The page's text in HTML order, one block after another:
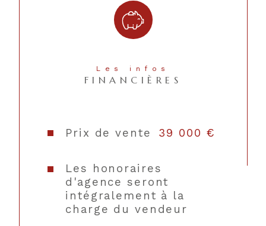
Les infos
FINANCIÈRES
Prix de vente 39 000 €
Les honoraires
d'agence seront
intégralement à la
charge du vendeur